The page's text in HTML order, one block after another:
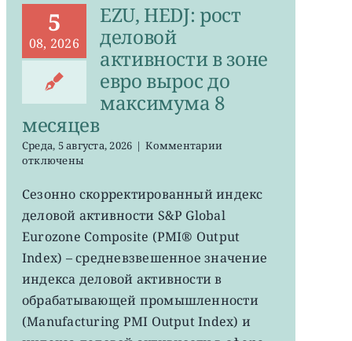
5
08, 2026
EZU, HEDJ: рост
деловой
активности в зоне
евро вырос до
максимума 8
месяцев
Среда, 5 августа, 2026 | Комментариик
HEDJ:
рост
деловой
активности
в
зоне
до
максимума
отключены
Сезонно скорректированный индекс
деловой активности S&P Global
Eurozone Composite (PMI® Output
Index) – средневзвешенное значение
индекса деловой активности в
обрабатывающей промышленности
(Manufacturing PMI Output Index) и